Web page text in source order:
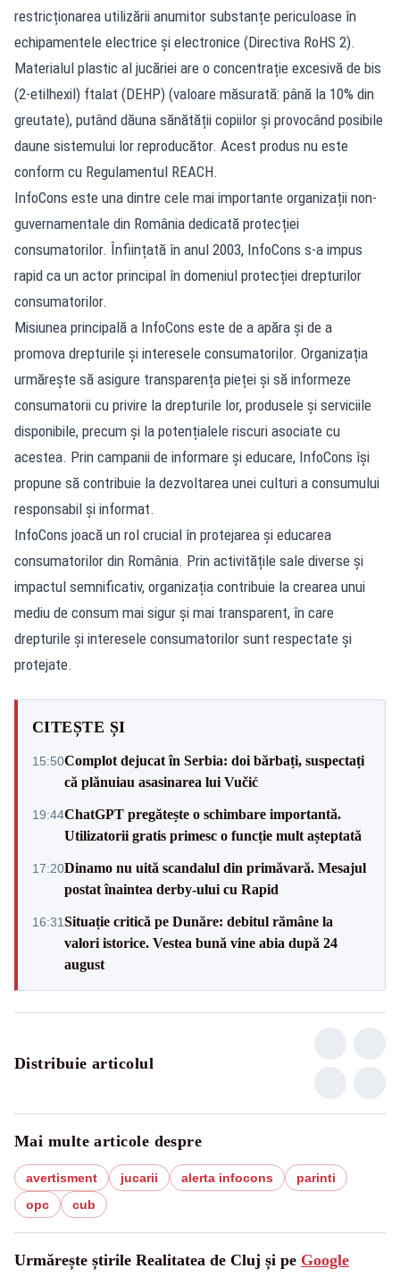
restricționarea utilizării anumitor substanțe periculoase în
echipamentele electrice și electronice (Directiva RoHS 2).
Materialul plastic al jucăriei are o concentrație excesivă de bis
(2-etilhexil) ftalat (DEHP) (valoare măsurată: până la 10% din
greutate), putând dăuna sănătății copiilor și provocând posibile
daune sistemului lor reproducător. Acest produs nu este
conform cu Regulamentul REACH.
InfoCons este una dintre cele mai importante organizații non-
guvernamentale din România dedicată protecției
consumatorilor. Înființată în anul 2003, InfoCons s-a impus
rapid ca un actor principal în domeniul protecției drepturilor
consumatorilor.
Misiunea principală a InfoCons este de a apăra și de a
promova drepturile și interesele consumatorilor. Organizația
urmărește să asigure transparența pieței și să informeze
consumatorii cu privire la drepturile lor, produsele și serviciile
disponibile, precum și la potențialele riscuri asociate cu
acestea. Prin campanii de informare și educare, InfoCons își
propune să contribuie la dezvoltarea unei culturi a consumului
responsabil și informat.
InfoCons joacă un rol crucial în protejarea și educarea
consumatorilor din România. Prin activitățile sale diverse și
impactul semnificativ, organizația contribuie la crearea unui
mediu de consum mai sigur și mai transparent, în care
drepturile și interesele consumatorilor sunt respectate și
protejate.
CITEȘTE ȘI
15:50Complot dejucat în Serbia: doi bărbați, suspectați
că plănuiau asasinarea lui Vučić
19:44ChatGPT pregătește o schimbare importantă.
Utilizatorii gratis primesc o funcție mult așteptată
17:20Dinamo nu uită scandalul din primăvară. Mesajul
postat înaintea derby-ului cu Rapid
16:31Situație critică pe Dunăre: debitul rămâne la
valori istorice. Vestea bună vine abia după 24
august
Distribuie articolul
Mai multe articole despre
avertisment jucarii alerta infocons
parinti
opc
cub
Urmărește știrile Realitatea de Cluj și pe Google